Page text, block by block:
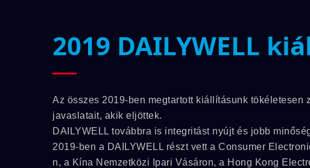
2019 DAILYWELL
Az összes 2019-ben megtartott kiállításunk tökéletesen
javaslatait, akik eljöttek.
DAILYWELL továbbra is integritást nyújt és jobb
2019-ben a DAILYWELL részt vett a Consumer
n, a Kína Nemzetközi Ipari Vásáron, a Hong Kong